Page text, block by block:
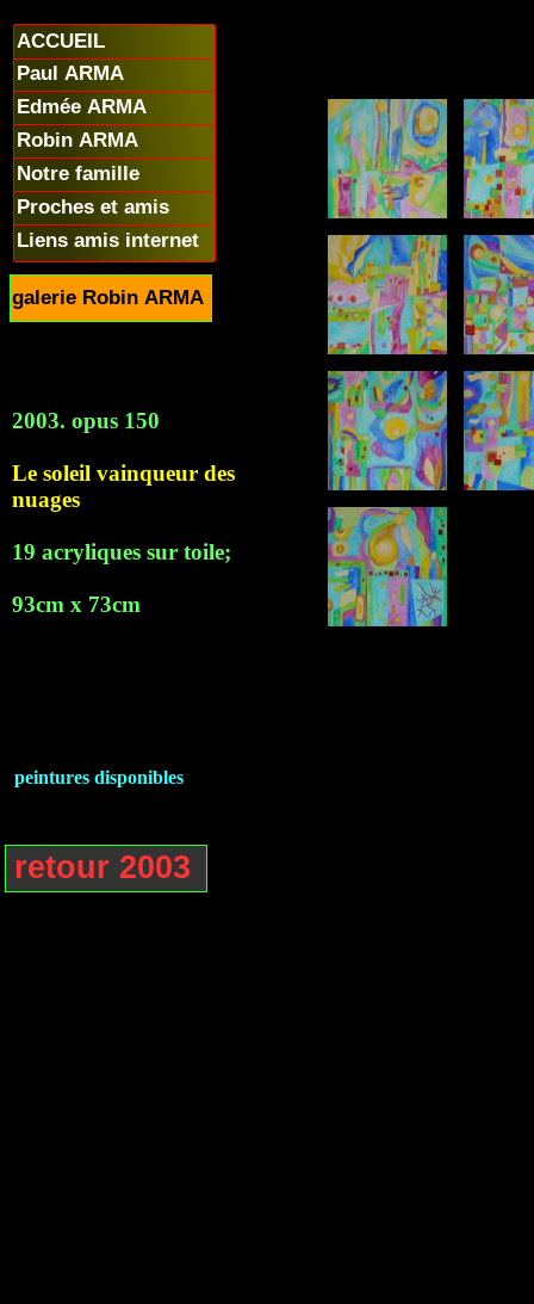
2003. opus 150
Le soleil vainqueur des
nuages
19 acryliques sur toile;
93cm x 73cm
peintures disponibles
retour 2003
ACCUEIL
Paul ARMA
Edmée ARMA
Robin ARMA
Notre famille
Proches et amis
Liens amis internet
galerie Robin ARMA